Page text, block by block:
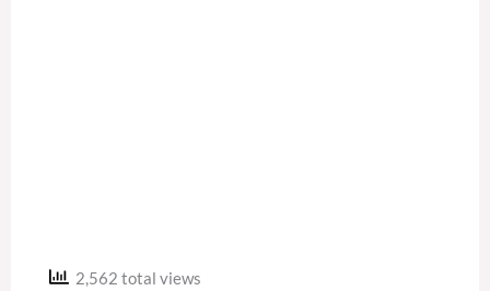
2,562 total views